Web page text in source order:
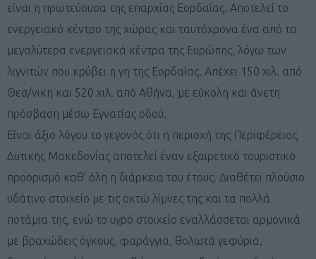
είναι η πρωτεύουσα της επαρχίας Εορδαίας. Αποτελεί το
ενεργειακό κέντρο της χώρας και ταυτόχρονα ένα από τα
μεγαλύτερα ενεργειακά κέντρα της Ευρώπης, λόγω των
λιγνιτών που κρύβει η γη της Εορδαίας. Απέχει 150 χιλ. από
Θεσ/νικη και 520 χιλ. από Αθήνα, με εύκολη και άνετη
πρόσβαση μέσω Εγνατίας οδού.
Είναι άξιο λόγου το γεγονός ότι η περιοχή της Περιφέρειας
Δυτικής Μακεδονίας αποτελεί έναν εξαιρετικό τουριστικό
προορισμό καθ’ όλη η διάρκεια του έτους. Διαθέτει πλούσιο
υδάτινο στοιχείο με τις οκτώ λίμνες της και τα πολλά
ποτάμια της, ενώ το υγρό στοιχείο εναλλάσσεται αρμονικά
με βραχώδεις όγκους, φαράγγια, θολωτά γεφύρια,